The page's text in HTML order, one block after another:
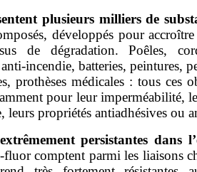
plusieurs milliers de
développés pour accroître
de dégradation. Poêles,
batteries, peintures,
prothèses médicales : tous ces
pour leur imperméabilité,
leurs propriétés antiadhésives ou
persistantes dans
comptent parmi les liaisons